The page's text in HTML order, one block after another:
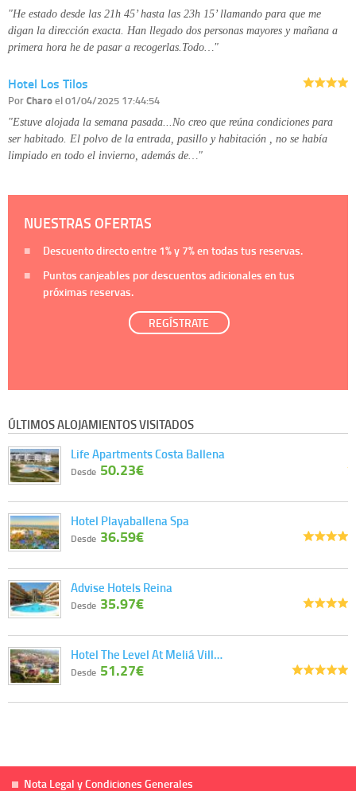
"He estado desde las 21h 45’ hasta las 23h 15’ llamando para que me
digan la dirección exacta. Han llegado dos personas mayores y mañana a
primera hora he de pasar a recogerlas.Todo…"
Hotel Los Tilos
PorCharoel 01/04/2025 17:44:54
"Estuve alojada la semana pasada...No creo que reúna condiciones para
ser habitado. El polvo de la entrada, pasillo y habitación , no se había
limpiado en todo el invierno, además de…"
NUESTRAS OFERTAS
Descuento directo entre 1%y 7%en todas tus reservas.
Puntos canjeables por descuentos adicionales en tus
próximas reservas.
REGÍSTRATE
ÚLTIMOS ALOJAMIENTOS VISITADOS
Life Apartments Costa Ballena
Desde 50.23€
Hotel Playaballena Spa
Desde 36.59€
Advise Hotels Reina
Desde 35.97€
Hotel The Level At Meliá Vill…
Desde 51.27€
Nota Legal y Condiciones Generales